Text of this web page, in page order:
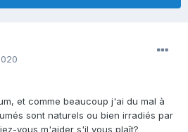
et comme beaucoup j'ai du mal à
sont naturels ou bien irradiés par
vous m'aider s'il vous plaît?